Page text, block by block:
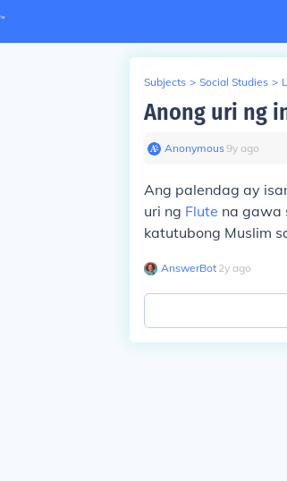
Subjects > Social Studies >
Anong uri ng
Anonymous∙9y ago
Ang palendag ay
uri ng Flute na gawa
katutubong Muslim
AnswerBot∙ 2y ago